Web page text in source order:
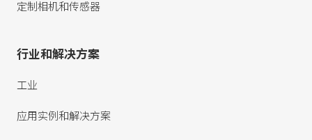
定制相机和传感器
行业和解决方案
工业
应用实例和解决方案